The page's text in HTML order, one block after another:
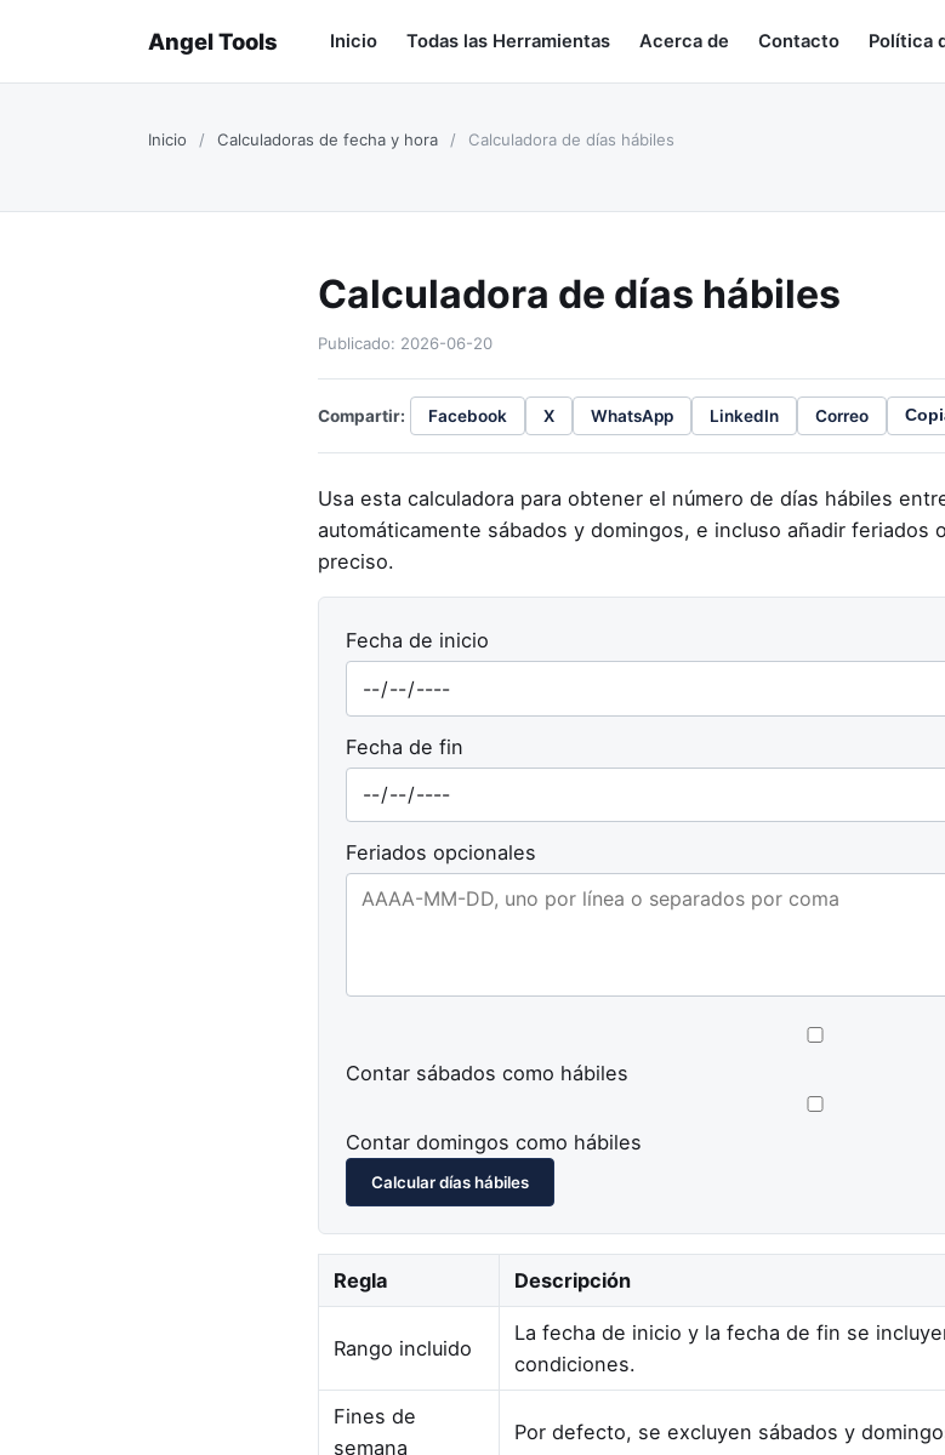
Angel Tools Inicio Todas las Herramientas Acerca de Contacto Política
Inicio / Calculadoras de fecha y hora / Calculadora de días hábiles
Calculadora de días hábiles
Publicado: 2026-06-20
Compartir: Facebook X WhatsApp LinkedIn Correo
Usa esta calculadora para obtener el número de días hábiles
automáticamente sábados y domingos, e incluso añadir feriados
preciso.
Fecha de inicio
Fecha de fin
Feriados opcionales
Contar sábados como hábiles
Contar domingos como hábiles
Calcular días hábiles
Regla Descripción
Rango incluido
La fecha de inicio y la fecha de fin se
condiciones.
Fines de
semana
Por defecto, se excluyen sábados y